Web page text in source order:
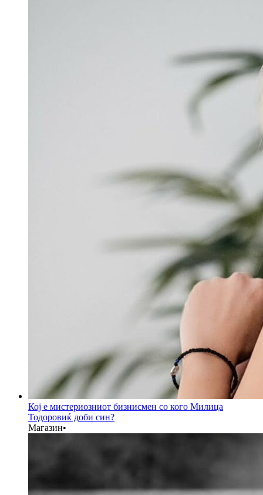
Кој е мистериозниот бизнисмен со кого Милица
Тодоровиќ доби син?
Магазин•